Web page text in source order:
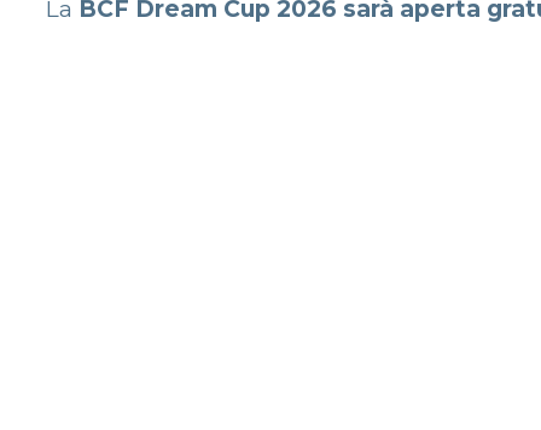
La BCF Dream Cup 2026 sarà aperta